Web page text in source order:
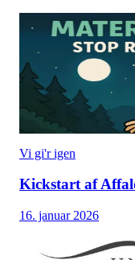
Vi gi'r igen
Kickstart af
16. januar 2026